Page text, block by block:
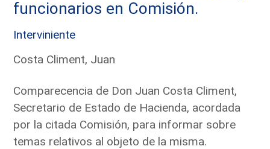
funcionarios en Comisión.
Interviniente
Costa Climent, Juan
Comparecencia de Don Juan Costa Climent,
Secretario de Estado de Hacienda, acordada
por la citada Comisión, para informar sobre
temas relativos al objeto de la misma.